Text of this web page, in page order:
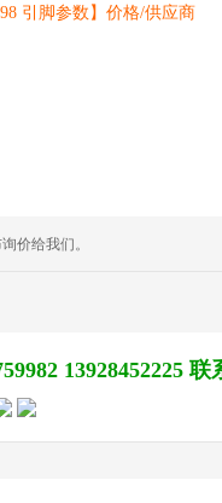
引脚参数】价格/供应商
价给我们。
13928452225